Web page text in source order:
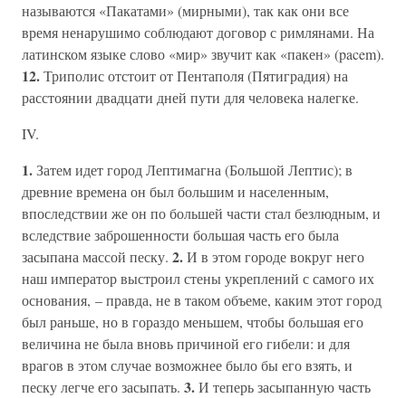
называются «Пакатами» (мирными), так как они все
время ненарушимо соблюдают договор с римлянами. На
латинском языке слово «мир» звучит как «пакен» (pacem).
12.Триполис отстоит от Пентаполя (Пятиградия) на
расстоянии двадцати дней пути для человека налегке.
IV.
1.Затем идет город Лептимагна (Большой Лептис); в
древние времена он был большим и населенным,
впоследствии же он по большей части стал безлюдным, и
вследствие заброшенности большая часть его была
засыпана массой песку. 2.И в этом городе вокруг него
наш император выстроил стены укреплений с самого их
основания, – правда, не в таком объеме, каким этот город
был раньше, но в гораздо меньшем, чтобы большая его
величина не была вновь причиной его гибели: и для
врагов в этом случае возможнее было бы его взять, и
песку легче его засыпать. 3.И теперь засыпанную часть